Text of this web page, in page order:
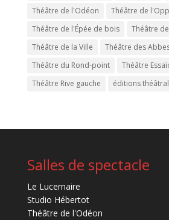
Théâtre de l'Odéon
Théâtre de
Théâtre de l'Épée de bois
Théâtre
Théâtre de la Ville
Théâtre des
Théâtre du Rond-point
Théâtre
Théâtre Rive gauche
éditions
Salles de spectacle
Le Lucernaire
Studio Hébertot
Théâtre de l'Odéon